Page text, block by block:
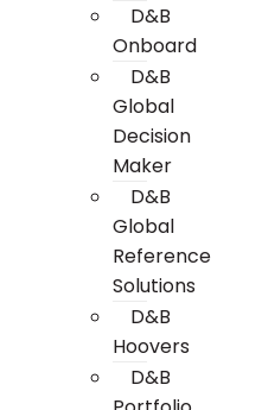
D&B
Onboard
D&B
Global
Decision
Maker
D&B
Global
Reference
Solutions
D&B
Hoovers
D&B